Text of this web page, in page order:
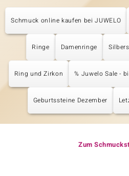
Schmuck online kaufen bei JUWELO
Ringe Damenringe
Ring und Zirkon % Juwelo Sale -
Geburtssteine Dezember
Zum